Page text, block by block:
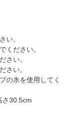
い。
ください。
さい。
さい。
の氷を使用してく
さ30.5cm